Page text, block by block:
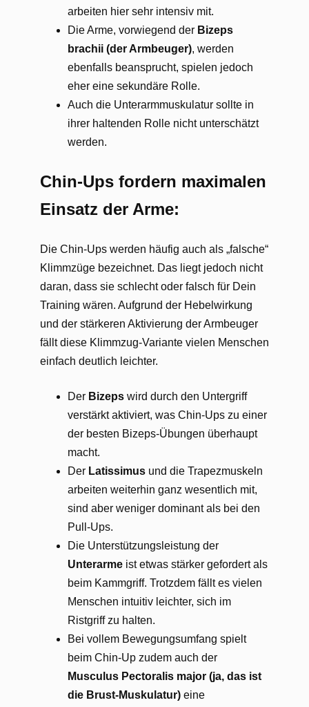
arbeiten hier sehr intensiv mit.
Die Arme, vorwiegend der Bizeps
brachii (der Armbeuger), werden
ebenfalls beansprucht, spielen jedoch
eher eine sekundäre Rolle.
Auch die Unterarmmuskulatur sollte in
ihrer haltenden Rolle nicht unterschätzt
werden.
Chin-Ups fordern maximalen
Einsatz der Arme:
Die Chin-Ups werden häufig auch als „falsche“
Klimmzüge bezeichnet. Das liegt jedoch nicht
daran, dass sie schlecht oder falsch für Dein
Training wären. Aufgrund der Hebelwirkung
und der stärkeren Aktivierung der Armbeuger
fällt diese Klimmzug-Variante vielen Menschen
einfach deutlich leichter.
Der Bizeps wird durch den Untergriff
verstärkt aktiviert, was Chin-Ups zu einer
der besten Bizeps-Übungen überhaupt
macht.
Der Latissimus und die Trapezmuskeln
arbeiten weiterhin ganz wesentlich mit,
sind aber weniger dominant als bei den
Pull-Ups.
Die Unterstützungsleistung der
Unterarme ist etwas stärker gefordert als
beim Kammgriff. Trotzdem fällt es vielen
Menschen intuitiv leichter, sich im
Ristgriff zu halten.
Bei vollem Bewegungsumfang spielt
beim Chin-Up zudem auch der
Musculus Pectoralis major (ja, das ist
die Brust-Muskulatur) eine